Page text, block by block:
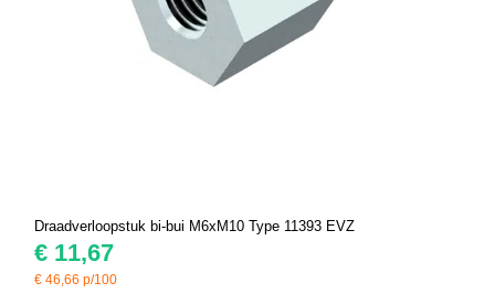
Draadverloopstuk bi-bui M6xM10 Type 11393 EVZ
€ 11,67
€46,66 p/100